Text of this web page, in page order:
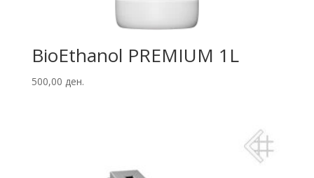
BioEthanol PREMIUM 1L
500,00 ден.